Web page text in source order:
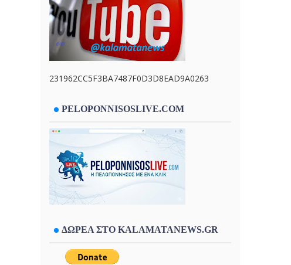
231962CC5F3BA7487F0D3D8EAD9A0263
PELOPONNISOSLIVE.COM
ΔΩΡΕΑ ΣΤΟ KALAMATANEWS.GR